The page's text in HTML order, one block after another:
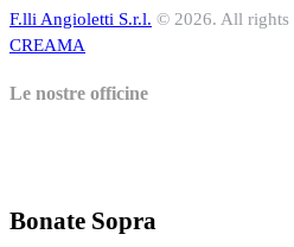
F.lli Angioletti S.r.l. © 2026. All rights
CREAMA
Le nostre officine
Bonate Sopra